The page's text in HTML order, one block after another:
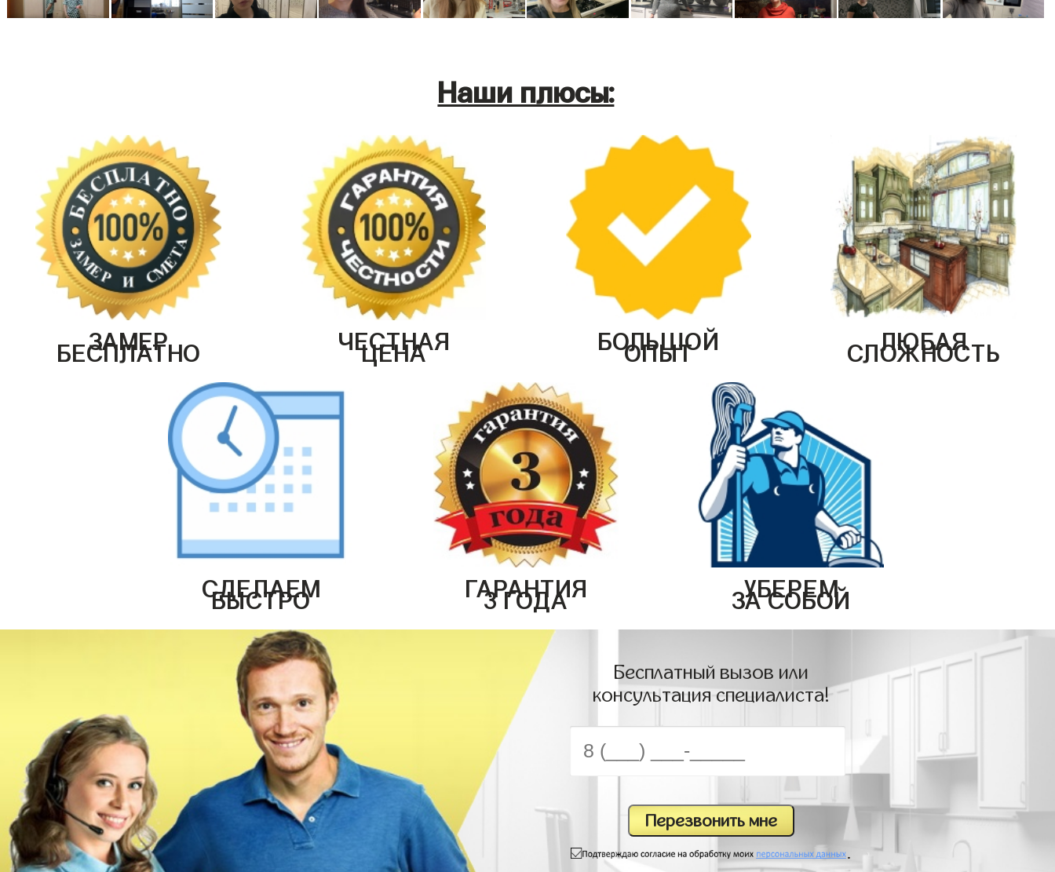
Наши плюсы:
ЗАМЕР
БЕСПЛАТНО ЧЕСТНАЯ
ЦЕНА БОЛЬШОЙ
ОПЫТ ЛЮБАЯ
СЛОЖНОСТЬ
СДЕЛАЕМ
БЫСТРО ГАРАНТИЯ
3 ГОДА УБЕРЕМ
ЗА СОБОЙ
Бесплатный вызов или
консультация специалиста!
.